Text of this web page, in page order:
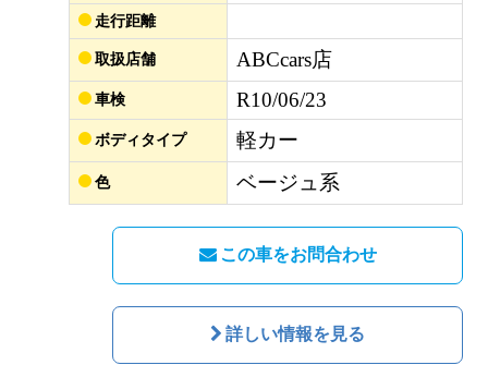
走行距離
取扱店舗 ABCcars店
車検 R10/06/23
ボディタイプ 軽カー
色 ベージュ系
この車をお問合わせ
詳しい情報を見る